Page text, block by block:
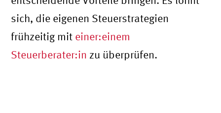
sich, die eigenen Steuerstrategien
frühzeitig mit einer:einem
Steuerberater:in zu überprüfen.